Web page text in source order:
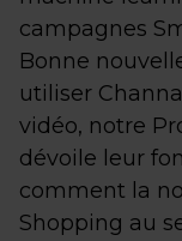
campagnes
Bonne
utiliser
vidéo, notre
dévoile leur
comment la
Shopping au